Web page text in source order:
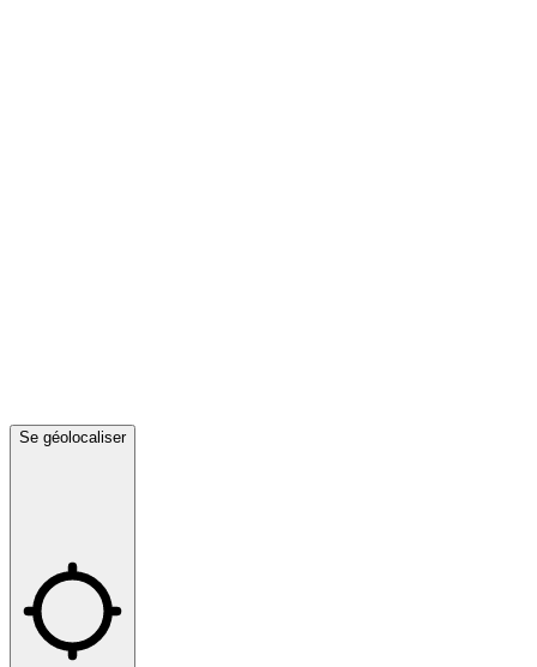
Se géolocaliser